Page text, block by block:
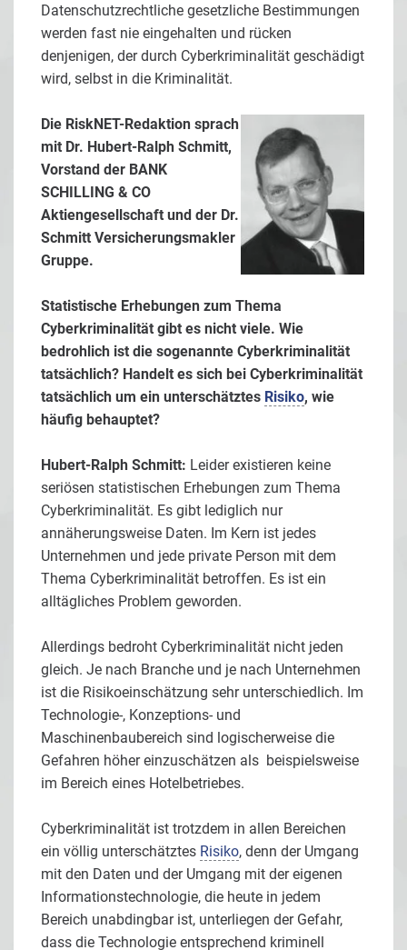
Datenschutzrechtliche gesetzliche Bestimmungen
werden fast nie eingehalten und rücken
denjenigen, der durch Cyberkriminalität geschädigt
wird, selbst in die Kriminalität.
Die RiskNET-Redaktion sprach
mit Dr. Hubert-Ralph Schmitt,
Vorstand der BANK
SCHILLING & CO
Aktiengesellschaft und der Dr.
Schmitt Versicherungsmakler
Gruppe.
Statistische Erhebungen zum Thema
Cyberkriminalität gibt es nicht viele. Wie
bedrohlich ist die sogenannte Cyberkriminalität
tatsächlich? Handelt es sich bei Cyberkriminalität
tatsächlich um ein unterschätztes Risiko, wie
häufig behauptet?
Hubert-Ralph Schmitt: Leider existieren keine
seriösen statistischen Erhebungen zum Thema
Cyberkriminalität. Es gibt lediglich nur
annäherungsweise Daten. Im Kern ist jedes
Unternehmen und jede private Person mit dem
Thema Cyberkriminalität betroffen. Es ist ein
alltägliches Problem geworden.
Allerdings bedroht Cyberkriminalität nicht jeden
gleich. Je nach Branche und je nach Unternehmen
ist die Risikoeinschätzung sehr unterschiedlich. Im
Technologie-, Konzeptions- und
Maschinenbaubereich sind logischerweise die
Gefahren höher einzuschätzen als beispielsweise
im Bereich eines Hotelbetriebes.
Cyberkriminalität ist trotzdem in allen Bereichen
ein völlig unterschätztes Risiko, denn der Umgang
mit den Daten und der Umgang mit der eigenen
Informationstechnologie, die heute in jedem
Bereich unabdingbar ist, unterliegen der Gefahr,
dass die Technologie entsprechend kriminell